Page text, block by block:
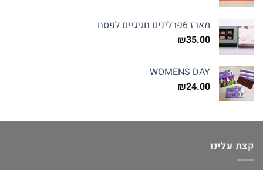
מארז 6פרלינים חגיגיים לפסח
₪35.00
WOMENS DAY
₪24.00
קצת עלינו